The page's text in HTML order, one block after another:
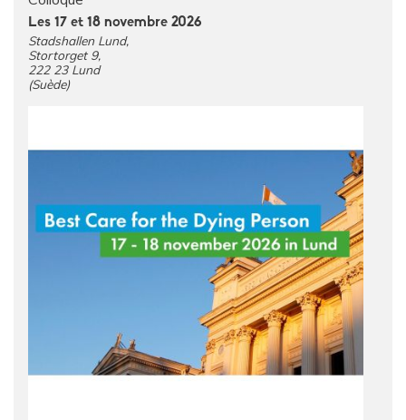
Les 17 et 18 novembre 2026
Stadshallen Lund,
Stortorget 9,
222 23 Lund
(Suède)